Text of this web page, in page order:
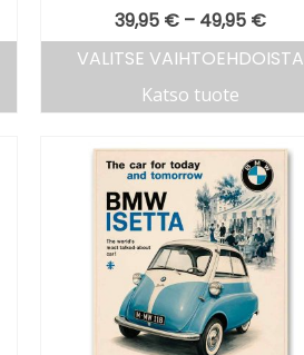
39,95 € – 49,95 €
VALITSE VAIHTOEHDOISTA
Katso tuote